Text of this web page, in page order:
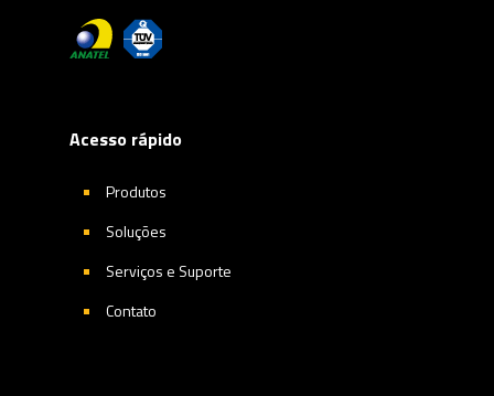
Acesso rápido
Produtos
Soluções
Serviços e Suporte
Contato